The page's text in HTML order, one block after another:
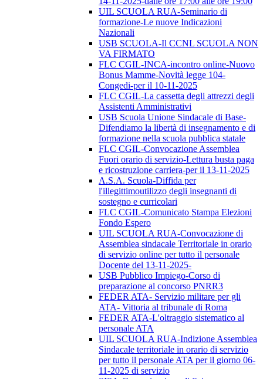
UIL SCUOLA RUA-Seminario di
formazione-Le nuove Indicazioni
Nazionali
USB SCUOLA-Il CCNL SCUOLA NON
VA FIRMATO
FLC CGIL-INCA-incontro online-Nuovo
Bonus Mamme-Novità legge 104-
Congedi-per il 10-11-2025
FLC CGIL-La cassetta degli attrezzi degli
Assistenti Amministrativi
USB Scuola Unione Sindacale di Base-
Difendiamo la libertà di insegnamento e di
formazione nella scuola pubblica statale
FLC CGIL-Convocazione Assemblea
Fuori orario di servizio-Lettura busta paga
e ricostruzione carriera-per il 13-11-2025
A.S.A. Scuola-Diffida per
l'illegittimoutilizzo degli insegnanti di
sostegno e curricolari
FLC CGIL-Comunicato Stampa Elezioni
Fondo Espero
UIL SCUOLA RUA-Convocazione di
Assemblea sindacale Territoriale in orario
di servizio online per tutto il personale
Docente del 13-11-2025-
USB Pubblico Impiego-Corso di
preparazione al concorso PNRR3
FEDER ATA- Servizio militare per gli
ATA- Vittoria al tribunale di Roma
FEDER ATA-L'oltraggio sistematico al
personale ATA
UIL SCUOLA RUA-Indizione Assemblea
Sindacale territoriale in orario di servizio
per tutto il personale ATA per il giorno 06-
11-2025 di servizio